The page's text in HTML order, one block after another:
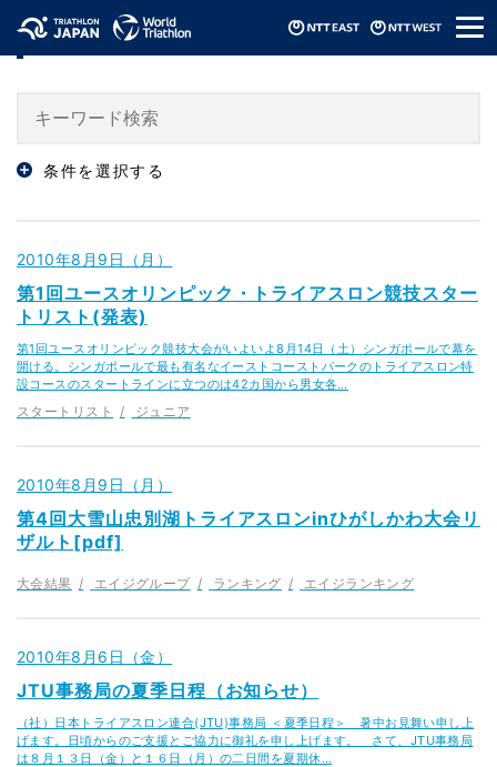
メ
ニ
ニュース / News
条件を選択する
2010年8月9日（月）
第1回ユースオリンピック・トライアスロン競技スター
トリスト(発表)
第1回ユースオリンピック競技大会がいよいよ8月14日（土）シンガポールで幕を
開ける。シンガポールで最も有名なイーストコーストパークのトライアスロン特
設コースのスタートラインに立つのは42カ国から男女各…
スタートリスト ジュニア
2010年8月9日（月）
第4回大雪山忠別湖トライアスロンinひがしかわ大会リ
ザルト[pdf]
大会結果 エイジグループ ランキング エイジランキング
2010年8月6日（金）
JTU事務局の夏季日程（お知らせ）
（社）日本トライアスロン連合(JTU)事務局 ＜夏季日程＞ 暑中お見舞い申し上
げます。日頃からのご支援とご協力に御礼を申し上げます。 さて、JTU事務局
は８月１３日（金）と１６日（月）の二日間を夏期休…